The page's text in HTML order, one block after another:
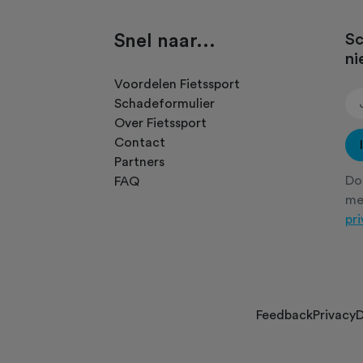
Snel naar...
Voordelen Fietssport
Schadeformulier
Over Fietssport
Contact
Partners
FAQ
FeedbackPrivacy